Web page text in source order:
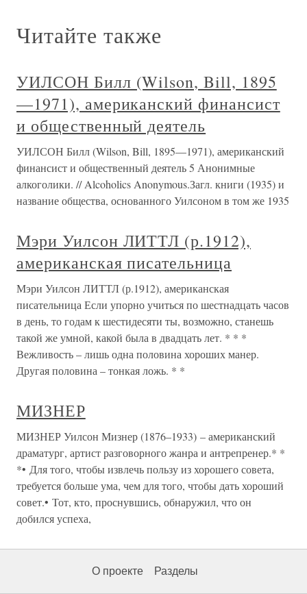
Читайте также
УИЛСОН Билл (Wilson, Bill, 1895
—1971), американский финансист
и общественный деятель
УИЛСОН Билл (Wilson, Bill, 1895—1971), американский
финансист и общественный деятель 5 Анонимные
алкоголики. // Alcoholics Anonymous.Загл. книги (1935) и
название общества, основанного Уилсоном в том же 1935
Мэри Уилсон ЛИТТЛ (р.1912),
американская писательница
Мэри Уилсон ЛИТТЛ (р.1912), американская
писательница Если упорно учиться по шестнадцать часов
в день, то годам к шестидесяти ты, возможно, станешь
такой же умной, какой была в двадцать лет. * * *
Вежливость – лишь одна половина хороших манер.
Другая половина – тонкая ложь. * *
МИЗНЕР
МИЗНЕР Уилсон Мизнер (1876–1933) – американский
драматург, артист разговорного жанра и антрепренер.* *
*• Для того, чтобы извлечь пользу из хорошего совета,
требуется больше ума, чем для того, чтобы дать хороший
совет.• Тот, кто, проснувшись, обнаружил, что он
добился успеха,
О проекте Разделы